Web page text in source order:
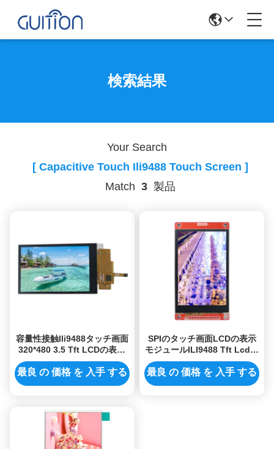
検索結果
Your Search
[ Capacitive Touch Ili9488 Touch Screen ]
Match 3製品
容量性接触Ili9488タッチ画面
320*480 3.5 Tft LCDの表示
SPI
最良 の 価格 を 入手 する
SPIのタッチ画面LCDの表示
モジュールILI9488 Tft Lcdモ
ジュール3.5のインチ
480x320
最良 の 価格 を 入手 する